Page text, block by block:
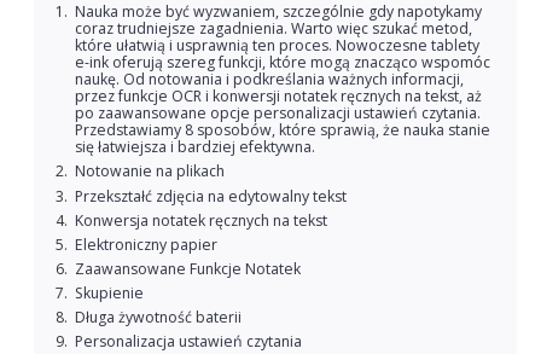
Nauka może być wyzwaniem, szczególnie gdy napotykamy
coraz trudniejsze zagadnienia. Warto więc szukać metod,
które ułatwią i usprawnią ten proces. Nowoczesne tablety
e-ink oferują szereg funkcji, które mogą znacząco wspomóc
naukę. Od notowania i podkreślania ważnych informacji,
przez funkcje OCR i konwersji notatek ręcznych na tekst, aż
po zaawansowane opcje personalizacji ustawień czytania.
Przedstawiamy 8 sposobów, które sprawią, że nauka stanie
się łatwiejsza i bardziej efektywna.
Notowanie na plikach
Przekształć zdjęcia na edytowalny tekst
Konwersja notatek ręcznych na tekst
Elektroniczny papier
Zaawansowane Funkcje Notatek
Skupienie
Długa żywotność baterii
Personalizacja ustawień czytania